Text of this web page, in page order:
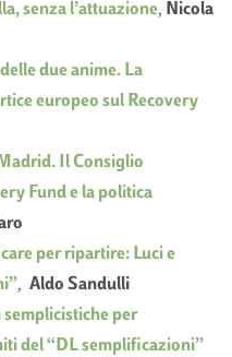
senza l’attuazione, Nicola
delle due anime. La
europeo sul Recovery
Il Consiglio
Fund e la politica
per ripartire: Luci e
, Aldo Sandulli
semplicistiche per
del “DL semplificazioni”